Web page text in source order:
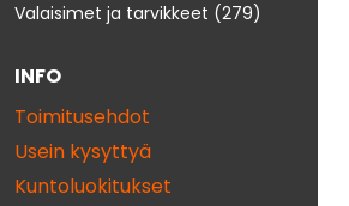
Valaisimet ja tarvikkeet (279)
INFO
Toimitusehdot
Usein kysyttyä
Kuntoluokitukset